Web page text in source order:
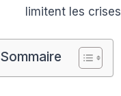
limitent les
Sommaire